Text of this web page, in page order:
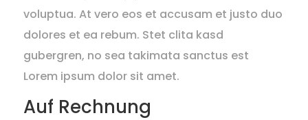
voluptua. At vero eos et accusam et justo duo
dolores et ea rebum. Stet clita kasd
gubergren, no sea takimata sanctus est
Lorem ipsum dolor sit amet.
Auf Rechnung